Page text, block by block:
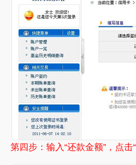
第四步：输入“还款金额”，点击